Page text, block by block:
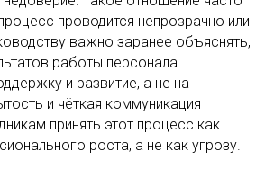
проводится непрозрачно или
важно заранее объяснять,
работы персонала
и развитие, а не на
и чёткая коммуникация
принять этот процесс как
роста, а не как угрозу.